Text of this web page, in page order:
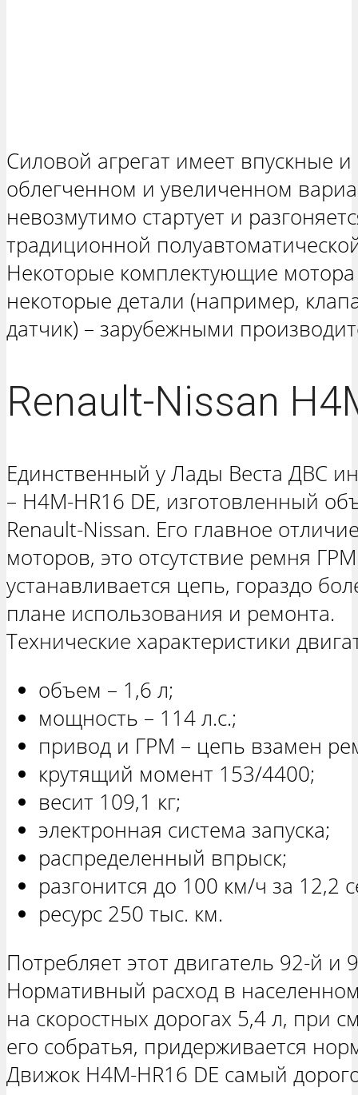
Силовой агрегат имеет впускные
облегченном и увеличенном
невозмутимо стартует и
традиционной
Некоторые комплектующие
некоторые детали (например,
датчик) – зарубежными
Renault-Nissan
Единственный у Лады Веста ДВС
– H4M-HR16 DE, изготовленный
Renault-Nissan. Его главное
моторов, это отсутствие ремня
устанавливается цепь, гораздо
плане использования и ремонта.
Технические характеристики
объем – 1,6 л;
мощность – 114 л.с.;
привод и ГРМ – цепь взамен
крутящий момент 153/4400;
весит 109,1 кг;
электронная система запуска;
распределенный впрыск;
разгонится до 100 км/ч за 12,2
ресурс 250 тыс. км.
Потребляет этот двигатель 92-й и
Нормативный расход в
на скоростных дорогах 5,4 л, при
его собратья, придерживается
Движок H4M-HR16 DE самый